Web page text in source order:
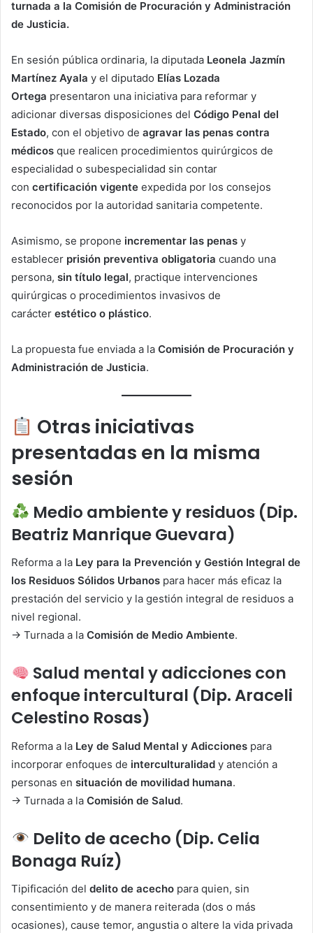
turnada a la Comisión de Procuración y Administración
de Justicia.
En sesión pública ordinaria, la diputada Leonela Jazmín
Martínez Ayala y el diputado Elías Lozada
Ortega presentaron una iniciativa para reformar y
adicionar diversas disposiciones del Código Penal del
Estado, con el objetivo de agravar las penas contra
médicos que realicen procedimientos quirúrgicos de
especialidad o subespecialidad sin contar
con certificación vigente expedida por los consejos
reconocidos por la autoridad sanitaria competente.
Asimismo, se propone incrementar las penas y
establecer prisión preventiva obligatoria cuando una
persona, sin título legal, practique intervenciones
quirúrgicas o procedimientos invasivos de
carácter estético o plástico.
La propuesta fue enviada a la Comisión de Procuración y
Administración de Justicia.
Otras iniciativas
presentadas en la misma
sesión
Medio ambiente y residuos (Dip.
Beatriz Manrique Guevara)
Reforma a la Ley para la Prevención y Gestión Integral de
los Residuos Sólidos Urbanos para hacer más eficaz la
prestación del servicio y la gestión integral de residuos a
nivel regional.
→ Turnada a la Comisión de Medio Ambiente.
Salud mental y adicciones con
enfoque intercultural (Dip. Araceli
Celestino Rosas)
Reforma a la Ley de Salud Mental y Adicciones para
incorporar enfoques de interculturalidad y atención a
personas en situación de movilidad humana.
→ Turnada a la Comisión de Salud.
Delito de acecho (Dip. Celia
Bonaga Ruíz)
Tipificación del delito de acecho para quien, sin
consentimiento y de manera reiterada (dos o más
ocasiones), cause temor, angustia o altere la vida privada